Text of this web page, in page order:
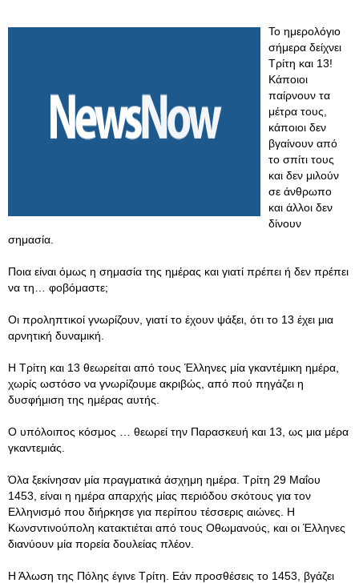
Το ημερολόγιο
σήμερα δείχνει
Τρίτη και 13!
Κάποιοι
παίρνουν τα
μέτρα τους,
κάποιοι δεν
βγαίνουν από
το σπίτι τους
και δεν μιλούν
σε άνθρωπο
και άλλοι δεν
δίνουν
σημασία.
Ποια είναι όμως η σημασία της ημέρας και γιατί πρέπει ή δεν πρέπει
να τη… φοβόμαστε;
Οι προληπτικοί γνωρίζουν, γιατί το έχουν ψάξει, ότι το 13 έχει μια
αρνητική δυναμική.
Η Τρίτη και 13 θεωρείται από τους Έλληνες μία γκαντέμικη ημέρα,
χωρίς ωστόσο να γνωρίζουμε ακριβώς, από πού πηγάζει η
δυσφήμιση της ημέρας αυτής.
Ο υπόλοιπος κόσμος … θεωρεί την Παρασκευή και 13, ως μια μέρα
γκαντεμιάς.
Όλα ξεκίνησαν μία πραγματικά άσχημη ημέρα. Τρίτη 29 Μαΐου
1453, είναι η ημέρα απαρχής μίας περιόδου σκότους για τον
Ελληνισμό που διήρκησε για περίπου τέσσερις αιώνες. Η
Κωνσντινούπολη κατακτιέται από τους Οθωμανούς, και οι Έλληνες
διανύουν μία πορεία δουλείας πλέον.
Η Άλωση της Πόλης έγινε Τρίτη. Εάν προσθέσεις το 1453, βγάζει